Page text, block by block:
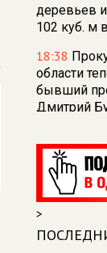
деревьев
102 куб. м
18:38
области
бывший
Дмитрий
«Мать
встречу с
17:48В
три
из‑за
>